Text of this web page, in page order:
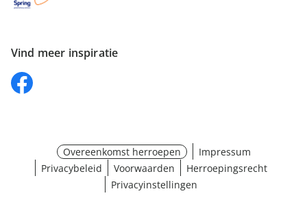
Vind meer inspiratie
Overeenkomst herroepen
Impressum
Privacybeleid
Voorwaarden
Herroepingsrecht
Privacyinstellingen